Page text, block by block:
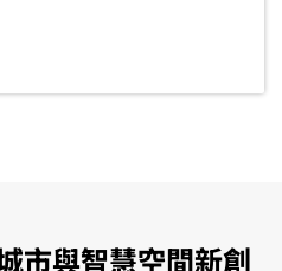
市與智慧空間新創